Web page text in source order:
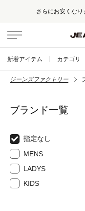
さらにお安くなり
新着アイテム カテゴリ
ジーンズファクトリー
ブランド一覧
指定なし
MENS
LADYS
KIDS